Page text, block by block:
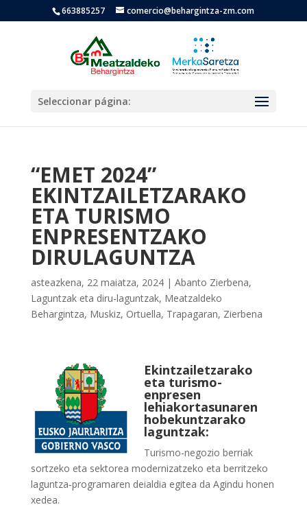
663885257 comercio@behargintza-zm.com
Seleccionar página:
“EMET 2024”
EKINTZAILETZARAKO
ETA TURISMO
ENPRESENTZAKO
DIRULAGUNTZA
asteazkena, 22 maiatza, 2024| Abanto Zierbena,
Laguntzak eta diru-laguntzak, Meatzaldeko
Behargintza, Muskiz, Ortuella, Trapagaran, Zierbena
Ekintzailetzarako
eta turismo-
enpresen
lehiakortasunaren
hobekuntzarako
laguntzak:
Turismo-negozio berriak
sortzeko eta sektorea modernizatzeko eta berritzeko
laguntza‑programaren deialdia egitea da Agindu honen
xedea.